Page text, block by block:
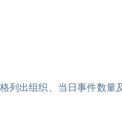
列出组织、当日事件数量